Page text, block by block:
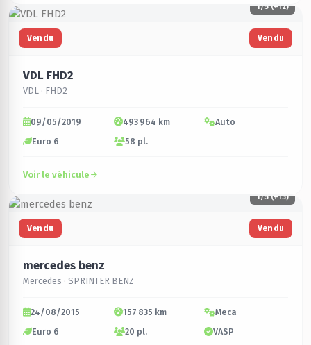
1/5 (+12)
Vendu Vendu
VDL FHD2
VDL · FHD2
09/05/2019 493 964 km
Auto
Euro 6
58 pl.
Voir le véhicule
1/5 (+13)
Vendu Vendu
mercedes benz
Mercedes · SPRINTER BENZ
24/08/2015 157 835 km
Meca
Euro 6
20 pl. VASP